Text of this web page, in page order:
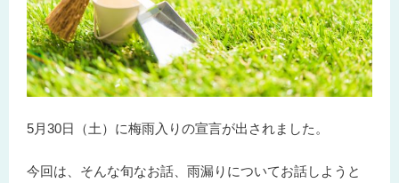
5月30日（土）に梅雨入りの宣言が出されました。
今回は、そんな旬なお話、雨漏りについてお話しようと